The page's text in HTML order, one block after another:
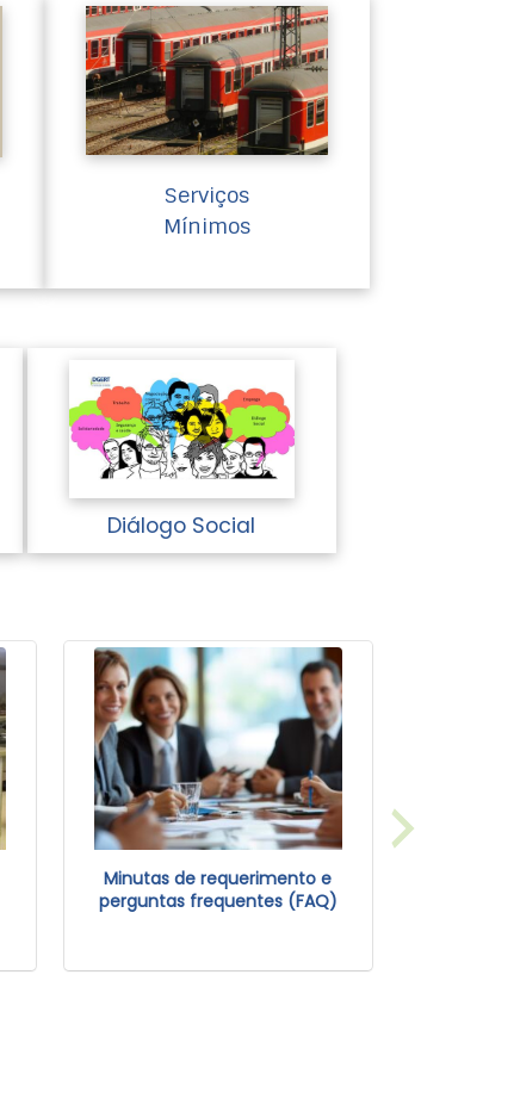
Serviços
Mínimos
Diálogo Social
Minutas de requerimento e
perguntas frequentes (FAQ)